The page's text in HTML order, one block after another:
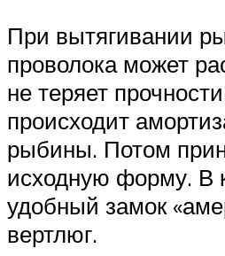
При вытягивании
проволока может
не теряет
происходит
рыбины. Потом
исходную форму. В
удобный замок
вертлюг.